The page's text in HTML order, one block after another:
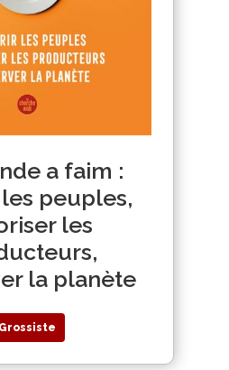
a faim :
peuples,
les
la planète
Grossiste